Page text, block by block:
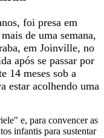
foi presa em
de uma semana,
em Joinville, no
após se passar por
14 meses sob a
estar acolhendo uma
e, para convencer as
infantis para sustentar